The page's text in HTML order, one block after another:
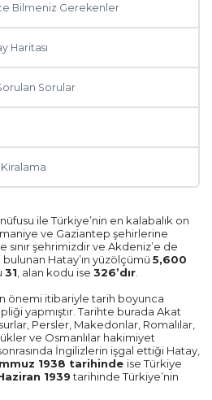
Bilmeniz Gerekenler
Haritası
Sorular
nüfusu ile Türkiye’nin en kalabalık on
ve Gaziantep şehirlerine
sınır şehrimizdir ve Akdeniz’e de
bulunan Hatay’ın yüzölçümü 5,600
31, alan kodu ise 326’dır.
önemi itibariyle tarih boyunca
yapmıştır. Tarihte burada Akat
Persler, Makedonlar, Romalılar,
ve Osmanlılar hakimiyet
İngilizlerin işgal ettiği Hatay,
1938 tarihinde ise Türkiye
1939tarihinde Türkiye’nin